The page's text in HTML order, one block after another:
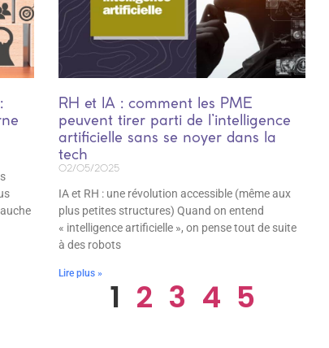
RH et IA : comment les PME
peuvent tirer parti de l’intelligence
artificielle sans se noyer dans la
tech
02/05/2025
IA et RH : une révolution accessible (même aux
plus petites structures) Quand on entend
« intelligence artificielle », on pense tout de suite
à des robots
Lire plus »
1 2 3 4 5